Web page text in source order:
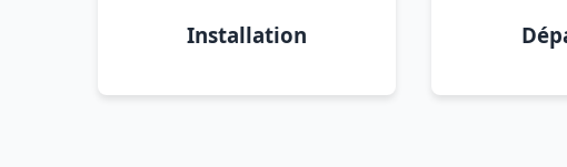
Installation